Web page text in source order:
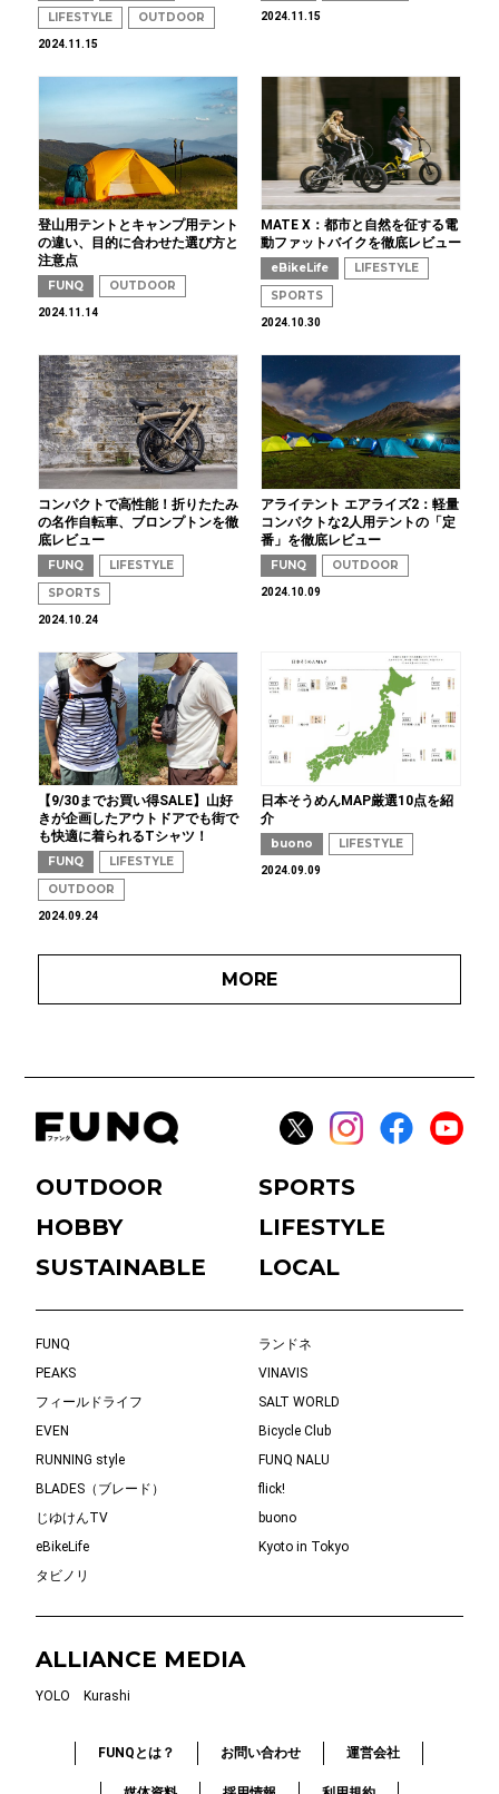
LIFESTYLE
OUTDOOR
2024.11.15
2024.11.15
登山用テントとキャンプ用テント
の違い、目的に合わせた選び方と
注意点
FUNQ OUTDOOR
2024.11.14
MATE X：都市と自然を征する電
動ファットバイクを徹底レビュー
eBikeLife
LIFESTYLE
SPORTS
2024.10.30
コンパクトで高性能！折りたたみ
の名作自転車、ブロンプトンを徹
底レビュー
FUNQ
LIFESTYLE
SPORTS
2024.10.24
アライテント エアライズ2：軽量
コンパクトな2人用テントの「定
番」を徹底レビュー
FUNQ OUTDOOR
2024.10.09
【9/30までお買い得SALE】山好
きが企画したアウトドアでも街で
も快適に着られるTシャツ！
FUNQ
LIFESTYLE
OUTDOOR
2024.09.24
日本そうめんMAP厳選10点を紹
介
buono LIFESTYLE
2024.09.09
MORE
OUTDOOR
SPORTS
HOBBY
LIFESTYLE
SUSTAINABLE
LOCAL
FUNQ
ランドネ
PEAKS
VINAVIS
フィールドライフ
SALT WORLD
EVEN
Bicycle Club
RUNNING style
FUNQ NALU
BLADES（ブレード）
flick!
じゆけんTV
buono
eBikeLife
Kyoto in Tokyo
タビノリ
ALLIANCE MEDIA
YOLO Kurashi
FUNQとは？ お問い合わせ 運営会社